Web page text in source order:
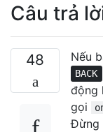
Câu trả
48 Nếu
BACK
động
gọi
Đừng